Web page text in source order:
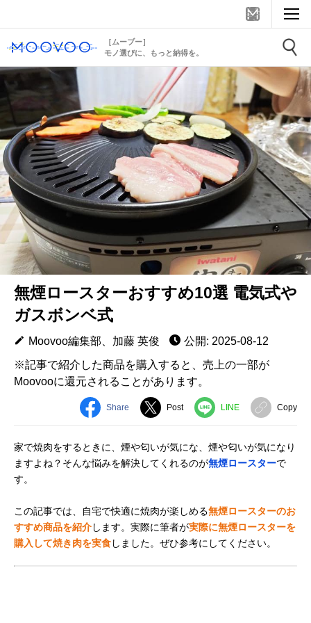
［ムーブー］
モノ選びに、もっと納得を。
無煙ロースターおすすめ10選 電気式や
ガスボンベ式
Moovoo編集部、加藤 英俊
公開: 2025-08-12
※記事で紹介した商品を購入すると、売上の一部が
Moovooに還元されることがあります。
Share Post LINE Copy
家で焼肉をするときに、煙や匂いが気にな、煙や匂いが気になり
ますよね？そんな悩みを解決してくれるのが無煙ロースターで
す。
この記事では、自宅で快適に焼肉が楽しめる無煙ロースターのお
すすめ商品を紹介します。実際に筆者が実際に無煙ロースターを
購入して焼き肉を実食しました。ぜひ参考にしてください。